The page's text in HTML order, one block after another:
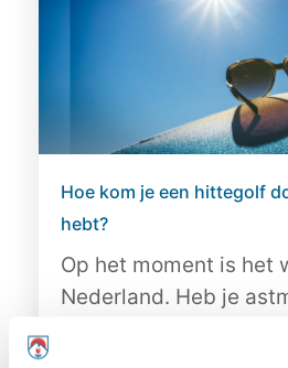
Hoe kom je een hittegolf
hebt?
Op het moment is het
Nederland. Heb je